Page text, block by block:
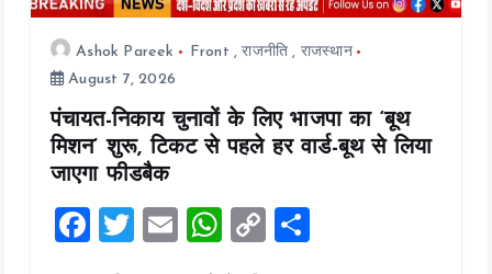
Ashok Pareek Front ,राजनीति , राजस्थान
August 7, 2026
पंचायत-निकाय चुनावों के लिए भाजपा का ‘बूथ
मिशन’ शुरू, टिकट से पहले हर वार्ड-बूथ से लिया
जाएगा फीडबैक
F
T
E
W
C